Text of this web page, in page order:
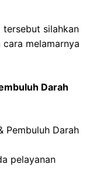
silahkan
melamarnya
Darah
Pembuluh Darah
pelayanan